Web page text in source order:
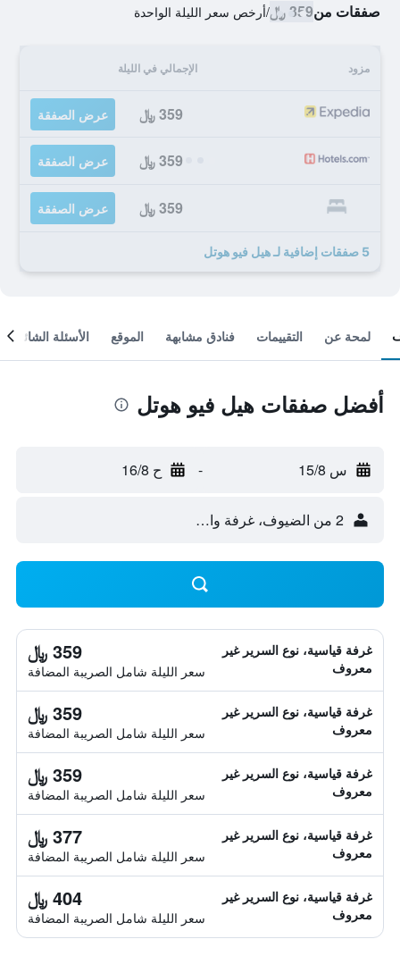
صفقات من359 ﷼ /أرخص سعر الليلة الواحدة
مزود الإجمالي في الليلة
359 ﷼ عرض الصفقة
359 ﷼ عرض الصفقة
359 ﷼ عرض الصفقة
5 صفقات إضافية لـ هيل فيو هوتل
لمحة عن التقييمات فنادق مشابهة الموقع الأسئلة الشائعة
أفضل صفقات هيل فيو هوتل
س 15/8 - ح 16/8
2 من الضيوف، غرفة واحدة
غرفة قياسية، نوع السرير غير
معروف
359 ﷼
سعر الليلة شامل الصريبة المضافة
غرفة قياسية، نوع السرير غير
معروف
359 ﷼
سعر الليلة شامل الصريبة المضافة
غرفة قياسية، نوع السرير غير
معروف
359 ﷼
سعر الليلة شامل الصريبة المضافة
غرفة قياسية، نوع السرير غير
معروف
377 ﷼
سعر الليلة شامل الصريبة المضافة
غرفة قياسية، نوع السرير غير
معروف
404 ﷼
سعر الليلة شامل الصريبة المضافة